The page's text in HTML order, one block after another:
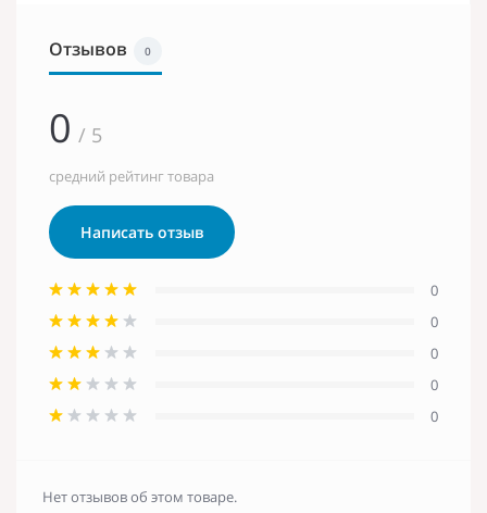
Отзывов 0
0 / 5
средний рейтинг товара
Написать отзыв
0
0
0
0
0
Нет отзывов об этом товаре.